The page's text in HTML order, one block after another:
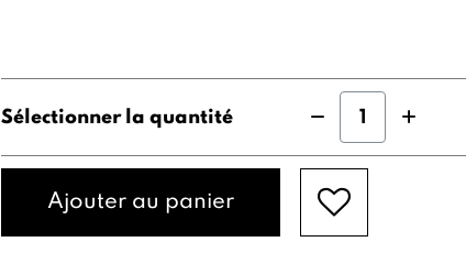
Sélectionner la quantité
Ajouter au panier